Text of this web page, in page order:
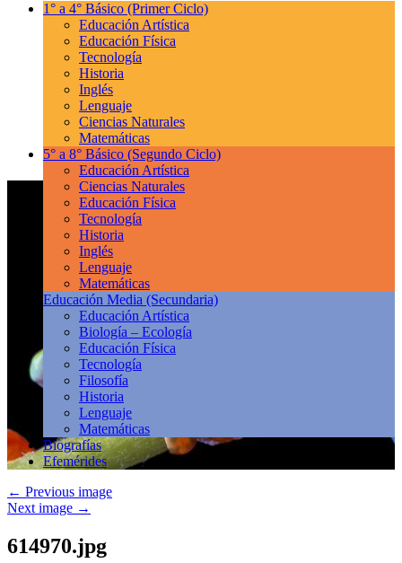
1° a 4° Básico (Primer Ciclo)
Educación Artística
Educación Física
Tecnología
Historia
Inglés
Lenguaje
Ciencias Naturales
Matemáticas
5° a 8° Básico (Segundo Ciclo)
Educación Artística
Ciencias Naturales
Educación Física
Tecnología
Historia
Inglés
Lenguaje
Matemáticas
Educación Media (Secundaria)
Educación Artística
Biología – Ecología
Educación Física
Tecnología
Filosofía
Historia
Lenguaje
Matemáticas
Biografías
Efemérides
← Previous image
Next image →
614970.jpg